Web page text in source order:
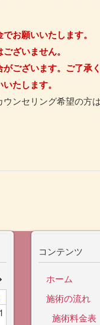
お願いいたします。
ざいません。
ございます。ご了承く
たします。
ンセリング希望の方
1
コンテンツ
ホーム
施術の流れ
施術料金表